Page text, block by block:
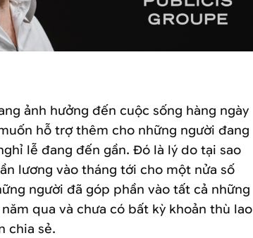
ảnh hưởng đến cuộc sống hàng ngày
hỗ trợ thêm cho những người đang
lễ đang đến gần. Đó là lý do tại sao
lương vào tháng tới cho một nửa số
người đã góp phần vào tất cả những
qua và chưa có bất kỳ khoản thù lao
chia sẻ.